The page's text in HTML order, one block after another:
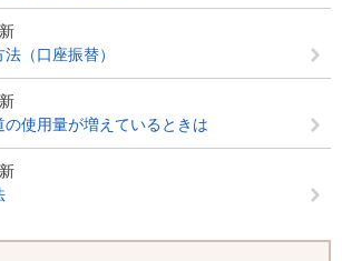
（口座振替）
使用量が増えているときは